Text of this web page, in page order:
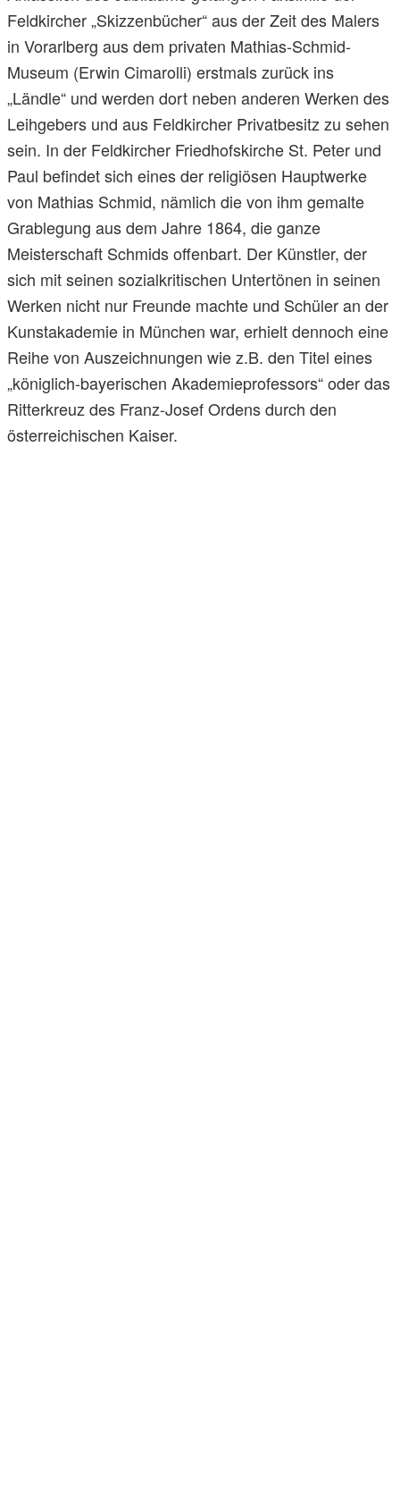
Feldkircher „Skizzenbücher“ aus der Zeit des Malers
in Vorarlberg aus dem privaten Mathias-Schmid-
Museum (Erwin Cimarolli) erstmals zurück ins
„Ländle“ und werden dort neben anderen Werken des
Leihgebers und aus Feldkircher Privatbesitz zu sehen
sein. In der Feldkircher Friedhofskirche St. Peter und
Paul befindet sich eines der religiösen Hauptwerke
von Mathias Schmid, nämlich die von ihm gemalte
Grablegung aus dem Jahre 1864, die ganze
Meisterschaft Schmids offenbart. Der Künstler, der
sich mit seinen sozialkritischen Untertönen in seinen
Werken nicht nur Freunde machte und Schüler an der
Kunstakademie in München war, erhielt dennoch eine
Reihe von Auszeichnungen wie z.B. den Titel eines
„königlich-bayerischen Akademieprofessors“ oder das
Ritterkreuz des Franz-Josef Ordens durch den
österreichischen Kaiser.